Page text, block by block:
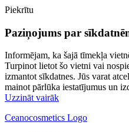
Piekrītu
Paziņojums par
Informējam, ka šajā tīmekļa
Turpinot lietot šo vietni vai
izmantot sīkdatnes. Jūs varat
mainot pārlūka iestatījumus un
Uzzināt vairāk
Ceanocosmetics Logo